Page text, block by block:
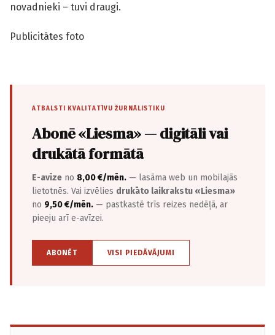
novadnieki – tuvi draugi.
Publicitātes foto
ATBALSTI KVALITATĪVU ŽURNĀLISTIKU
Abonē «Liesma» — digitāli vai
drukātā formātā
E-avīze no 8,00 €/mēn. — lasāma web un mobilajās
lietotnēs. Vai izvēlies drukāto laikrakstu «Liesma»
no 9,50 €/mēn. — pastkastē trīs reizes nedēļā, ar
pieeju arī e-avīzei.
ABONĒT VISI PIEDĀVĀJUMI